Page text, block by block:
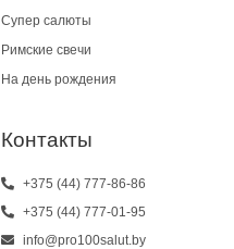
Супер салюты
Римские свечи
На день рождения
Контакты
+375 (44) 777-86-86
+375 (44) 777-01-95
info@pro100salut.by